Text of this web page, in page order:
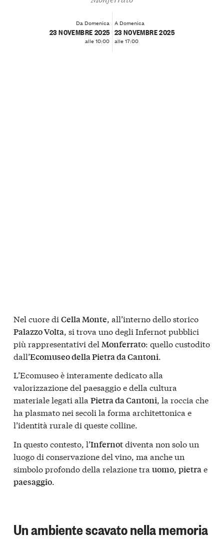
Da Domenica
23 NOVEMBRE 2025
alle 10:00
A Domenica
23 NOVEMBRE 2025
alle 17:00
Nel cuore di Cella Monte, all’interno dello storico
Palazzo Volta, si trova uno degli Infernot pubblici
più rappresentativi del Monferrato: quello custodito
dall’Ecomuseo della Pietra da Cantoni.
L’Ecomuseo è interamente dedicato alla
valorizzazione del paesaggio e della cultura
materiale legati alla Pietra da Cantoni, la roccia che
ha plasmato nei secoli la forma architettonica e
l’identità rurale di queste colline.
In questo contesto, l’Infernotdiventa non solo un
luogo di conservazione del vino, ma anche un
simbolo profondo della relazione tra uomo, pietrae
paesaggio.
Un ambiente scavato nella memoria